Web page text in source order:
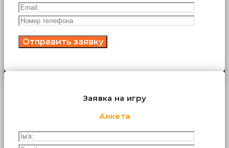
Заявка на игру
Анкета